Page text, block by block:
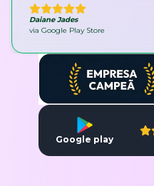
Daiane Jades
via Google Play Store
Google play